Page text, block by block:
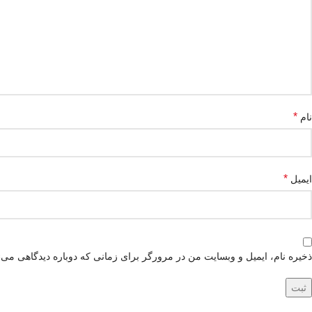
نام *
ایمیل *
ذخیره نام، ایمیل و وبسایت من در مرورگر برای زمانی که دوباره دیدگاهی